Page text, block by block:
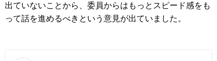
出ていないことから、委員からはもっとスピード感をも
って話を進めるべきという意見が出ていました。